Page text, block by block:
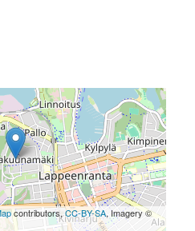
contributors,CC-BY-SA, Imagery ©